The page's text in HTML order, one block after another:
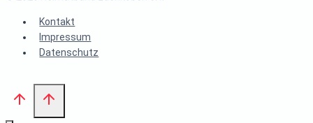
Kontakt
Impressum
Datenschutz